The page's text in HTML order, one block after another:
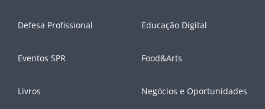
Defesa Profissional Educação Digital
Eventos SPR Food&Arts
Livros Negócios e Oportunidades